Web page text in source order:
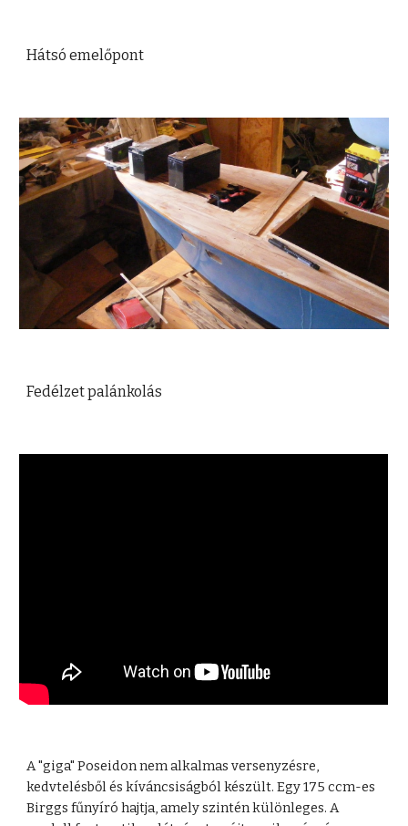
Hátsó emelőpont
Fedélzet palánkolás
A "giga" Poseidon nem alkalmas versenyzésre,
kedvtelésből és kíváncsiságból készült. Egy 175 ccm-es
Birggs fűnyíró hajtja, amely szintén különleges. A